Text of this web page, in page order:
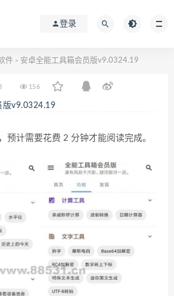
登录
件 > 安卓全能工具箱会员版v9.0324.19
156
版v9.0324.19
预计需要花费 2 分钟才能阅读完成。